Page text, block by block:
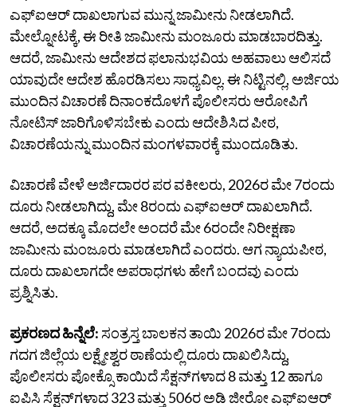
ಎಫ್ಐಆರ್ ದಾಖಲಾಗುವ ಮುನ್ನ ಜಾಮೀನು ನೀಡಲಾಗಿದೆ.
ಮೇಲ್ನೋಟಕ್ಕೆ, ಈ ರೀತಿ ಜಾಮೀನು ಮಂಜೂರು ಮಾಡಬಾರದಿತ್ತು.
ಆದರೆ, ಜಾಮೀನು ಆದೇಶದ ಫಲಾನುಭವಿಯ ಅಹವಾಲು ಆಲಿಸದೆ
ಯಾವುದೇ ಆದೇಶ ಹೊರಡಿಸಲು ಸಾಧ್ಯವಿಲ್ಲ. ಈ ನಿಟ್ಟಿನಲ್ಲಿ, ಅರ್ಜಿಯ
ಮುಂದಿನ ವಿಚಾರಣೆ ದಿನಾಂಕದೊಳಗೆ ಪೊಲೀಸರು ಆರೋಪಿಗೆ
ನೋಟಿಸ್ ಜಾರಿಗೊಳಿಸಬೇಕು ಎಂದು ಆದೇಶಿಸಿದ ಪೀಠ,
ವಿಚಾರಣೆಯನ್ನು ಮುಂದಿನ ಮಂಗಳವಾರಕ್ಕೆ ಮುಂದೂಡಿತು.
ವಿಚಾರಣೆ ವೇಳೆ ಅರ್ಜಿದಾರರ ಪರ ವಕೀಲರು, 2026ರ ಮೇ 7ರಂದು
ದೂರು ನೀಡಲಾಗಿದ್ದು, ಮೇ 8ರಂದು ಎಫ್‌ಐಆರ್ ದಾಖಲಾಗಿದೆ.
ಆದರೆ, ಅದಕ್ಕೂ ಮೊದಲೇ ಅಂದರೆ ಮೇ 6ರಂದೇ ನಿರೀಕ್ಷಣಾ
ಜಾಮೀನು ಮಂಜೂರು ಮಾಡಲಾಗಿದೆ ಎಂದರು. ಆಗ ನ್ಯಾಯಪೀಠ,
ದೂರು ದಾಖಲಾಗದೇ ಅಪರಾಧಗಳು ಹೇಗೆ ಬಂದವು ಎಂದು
ಪ್ರಶ್ನಿಸಿತು.
ಪ್ರಕರಣದ ಹಿನ್ನೆಲೆ: ಸಂತ್ರಸ್ತ ಬಾಲಕನ ತಾಯಿ 2026ರ ಮೇ 7ರಂದು
ಗದಗ ಜಿಲ್ಲೆಯ ಲಕ್ಷ್ಮೇಶ್ವರ ಠಾಣೆಯಲ್ಲಿ ದೂರು ದಾಖಲಿಸಿದ್ದು,
ಪೊಲೀಸರು ಪೋಕ್ಸೊ ಕಾಯಿದೆ ಸೆಕ್ಷನ್‌ಗಳಾದ 8 ಮತ್ತು 12 ಹಾಗೂ
ಐಪಿಸಿ ಸೆಕ್ಷನ್‌ಗಳಾದ 323 ಮತ್ತು 506ರ ಅಡಿ ಜೀರೋ ಎಫ್‌ಐಆರ್‌